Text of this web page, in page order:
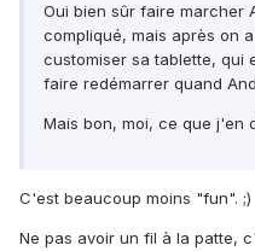
Oui bien sûr faire marcher
compliqué, mais après on
customiser sa tablette, qui
faire redémarrer quand
Mais bon, moi, ce que j'en
C'est beaucoup moins "fun". ;)
Ne pas avoir un fil à la patte,